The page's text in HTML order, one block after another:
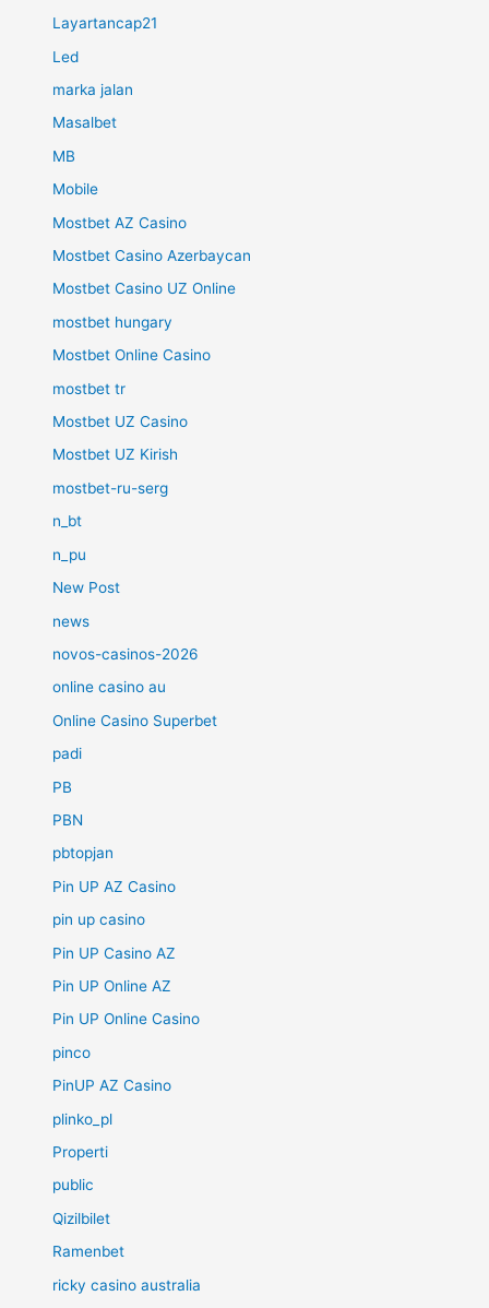
Layartancap21
Led
marka jalan
Masalbet
MB
Mobile
Mostbet AZ Casino
Mostbet Casino Azerbaycan
Mostbet Casino UZ Online
mostbet hungary
Mostbet Online Casino
mostbet tr
Mostbet UZ Casino
Mostbet UZ Kirish
mostbet-ru-serg
n_bt
n_pu
New Post
news
novos-casinos-2026
online casino au
Online Casino Superbet
padi
PB
PBN
pbtopjan
Pin UP AZ Casino
pin up casino
Pin UP Casino AZ
Pin UP Online AZ
Pin UP Online Casino
pinco
PinUP AZ Casino
plinko_pl
Properti
public
Qizilbilet
Ramenbet
ricky casino australia